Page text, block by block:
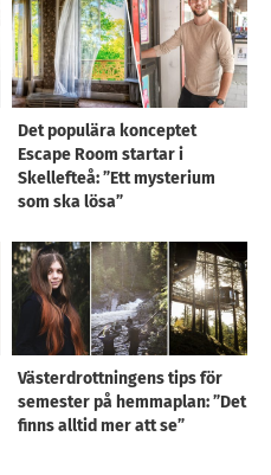
Det populära konceptet
Escape Room startar i
Skellefteå: ”Ett mysterium
som ska lösa”
Västerdrottningens tips för
semester på hemmaplan: ”Det
finns alltid mer att se”